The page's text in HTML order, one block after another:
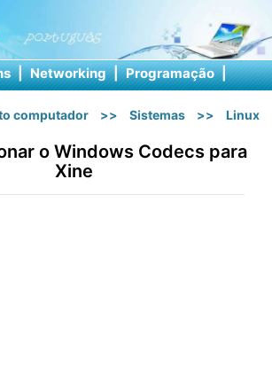
| Networking | Programação |
computador >> Sistemas >> Linux
o Windows Codecs para
Xine